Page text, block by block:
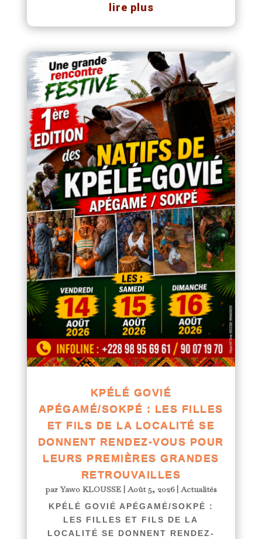
lire plus
KPÉLÉ GOVIÉ
APÉGAMÉ/SOKPÉ : LES FILLES
ET FILS DE LA LOCALITÉ SE
DONNENT RENDEZ-VOUS POUR
LEURS PREMIÈRES GRANDES
RETROUVAILLES
parYawo KLOUSSE|Août 5, 2026|Actualités
KPÉLÉ GOVIÉ APÉGAMÉ/SOKPÉ :
LES FILLES ET FILS DE LA
LOCALITÉ SE DONNENT RENDEZ-